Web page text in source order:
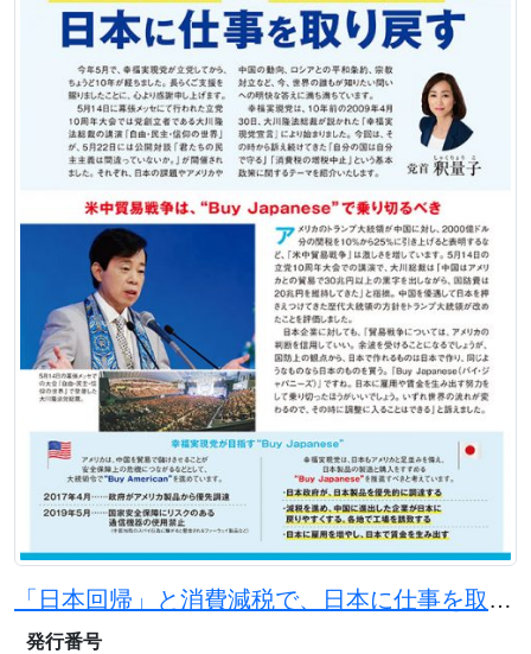
「日本回帰」と消費減税で、日本に仕事を取り戻す
発行番号